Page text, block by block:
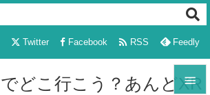

Twitter Facebook  RSS Feedly
どこ行こう？あんどXR